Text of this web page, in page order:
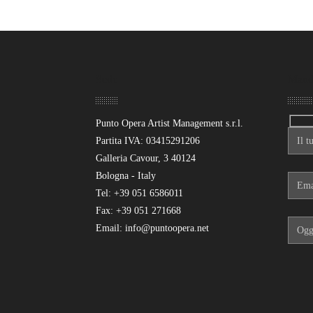
Punto Opera Artist Management s.r.l.
Partita IVA: 03415291206
Galleria Cavour, 3 40124
Bologna - Italy
Tel: +39 051 6586011
Fax: +39 051 271668
Email: info@puntoopera.net